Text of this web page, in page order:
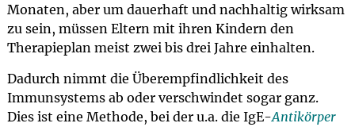
Monaten, aber um dauerhaft und nachhaltig wirksam
zu sein, müssen Eltern mit ihren Kindern den
Therapieplan meist zwei bis drei Jahre einhalten.
Dadurch nimmt die Überempfindlichkeit des
Immunsystems ab oder verschwindet sogar ganz.
Dies ist eine Methode, bei der u.a. die IgE-Antikörper